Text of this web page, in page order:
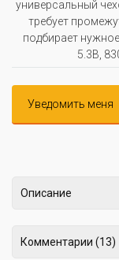
универсальный
требует
подбирает
5.3В,
Уведомить меня
Описание
Комментарии (13)